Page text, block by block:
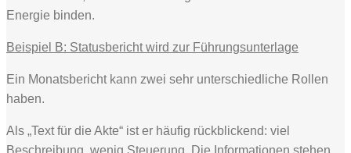
Energie binden.
Beispiel B: Statusbericht wird zur Führungsunterlage
Ein Monatsbericht kann zwei sehr unterschiedliche Rollen
haben.
Als „Text für die Akte“ ist er häufig rückblickend: viel
Beschreibung, wenig Steuerung. Die Informationen stehen